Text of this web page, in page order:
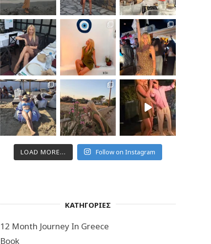
LOAD MORE... Follow on Instagram
ΚΑΤΗΓΟΡΙΕΣ
12 Month Journey In Greece
Book